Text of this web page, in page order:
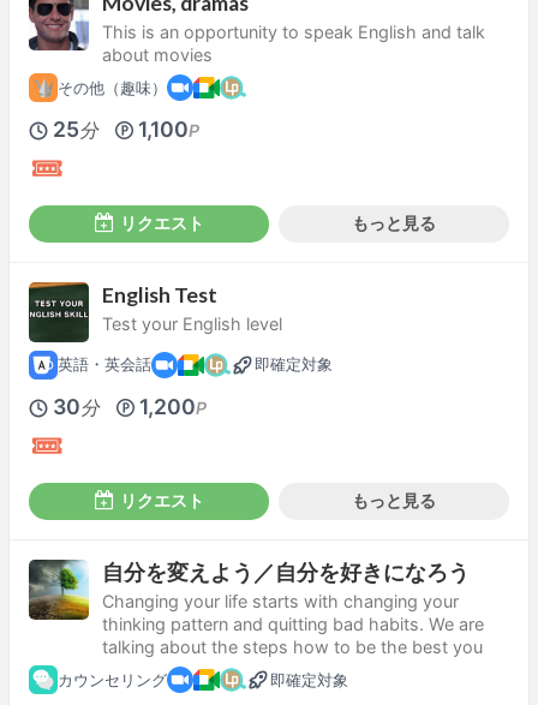
This is an opportunity to speak English and talk
about movies
その他（趣味）
25分 1,100P
リクエスト もっと見る
English Test
Test your English level
英語・英会話 即確定対象
30分 1,200P
リクエスト もっと見る
自分を変えよう／自分を好きになろう
Changing your life starts with changing your
thinking pattern and quitting bad habits. We are
talking about the steps how to be the best you
カウンセリング 即確定対象